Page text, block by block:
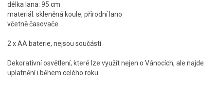
délka lana: 95 cm
materiál: skleněná koule, přírodní lano
včetně časovače
2 x AA baterie, nejsou součástí
Dekorativní osvětlení, které lze využít nejen o Vánocích, ale najde
uplatnění i během celého roku.